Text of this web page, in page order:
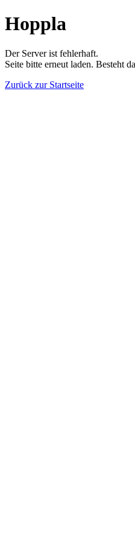
Hoppla
Der Server ist fehlerhaft.
Seite bitte erneut laden. Besteht
Zurück zur Startseite